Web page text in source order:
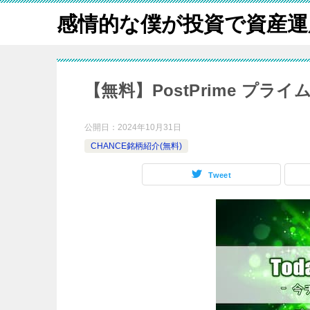
感情的な僕が投資で資産
【無料】PostPrime プライ
公開日： 2024年10月31日
CHANCE銘柄紹介(無料)
Tweet